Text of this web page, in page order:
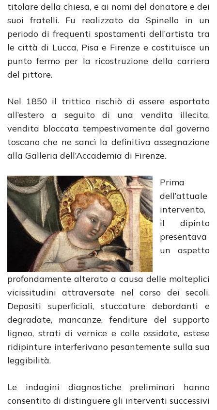
titolare della chiesa, e ai nomi del donatore e dei
suoi fratelli. Fu realizzato da Spinello in un
periodo di frequenti spostamenti dell’artista tra
le città di Lucca, Pisa e Firenze e costituisce un
punto fermo per la ricostruzione della carriera
del pittore.
Nel 1850 il trittico rischiò di essere esportato
all’estero a seguito di una vendita illecita,
vendita bloccata tempestivamente dal governo
toscano che ne sancì la definitiva assegnazione
alla Galleria dell’Accademia di Firenze.
Prima
dell’attuale
intervento,
il dipinto
presentava
un aspetto
profondamente alterato a causa delle molteplici
vicissitudini attraversate nel corso dei secoli.
Depositi superficiali, stuccature debordanti e
degradate, mancanze, fenditure del supporto
ligneo, strati di vernice e colle ossidate, estese
ridipinture interferivano pesantemente sulla sua
leggibilità.
Le indagini diagnostiche preliminari hanno
consentito di distinguere gli interventi successivi